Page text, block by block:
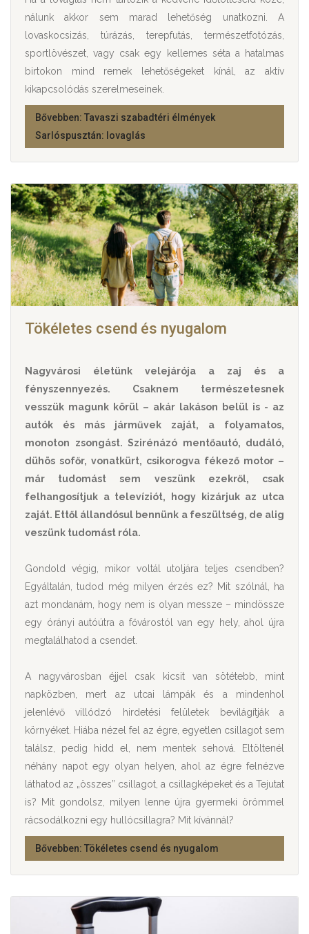
nálunk akkor sem marad lehetőség unatkozni. A
lovaskocsizás, túrázás, terepfutás, természetfotózás,
sportlövészet, vagy csak egy kellemes séta a hatalmas
birtokon mind remek lehetőségeket kínál, az aktív
kikapcsolódás szerelmeseinek.
Bővebben: Tavaszi szabadtéri élmények
Sarlóspusztán: lovaglás
Tökéletes csend és nyugalom
Nagyvárosi életünk velejárója a zaj és a
fényszennyezés. Csaknem természetesnek
vesszük magunk körül – akár lakáson belül is - az
autók és más járművek zaját, a folyamatos,
monoton zsongást. Szirénázó mentőautó, dudáló,
dühös sofőr, vonatkürt, csikorogva fékező motor –
már tudomást sem veszünk ezekről, csak
felhangosítjuk a televíziót, hogy kizárjuk az utca
zaját. Ettől állandósul bennünk a feszültség, de alig
veszünk tudomást róla.
Gondold végig, mikor voltál utoljára teljes csendben?
Egyáltalán, tudod még milyen érzés ez? Mit szólnál, ha
azt mondanám, hogy nem is olyan messze – mindössze
egy órányi autóútra a fővárostól van egy hely, ahol újra
megtalálhatod a csendet.
A nagyvárosban éjjel csak kicsit van sötétebb, mint
napközben, mert az utcai lámpák és a mindenhol
jelenlévő villódzó hirdetési felületek bevilágítják a
környéket. Hiába nézel fel az égre, egyetlen csillagot sem
találsz, pedig hidd el, nem mentek sehová. Eltöltenél
néhány napot egy olyan helyen, ahol az égre felnézve
láthatod az „összes” csillagot, a csillagképeket és a Tejutat
is? Mit gondolsz, milyen lenne újra gyermeki örömmel
rácsodálkozni egy hullócsillagra? Mit kívánnál?
Bővebben: Tökéletes csend és nyugalom